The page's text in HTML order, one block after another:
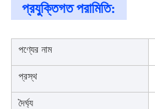
প্রযুক্তিগত পরামিতি:
পণ্যের নাম
প্রস্থ
দৈর্ঘ্য